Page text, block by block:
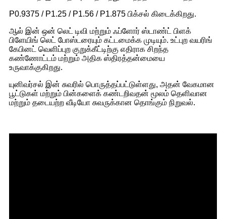
P0.9375 / P1.25 / P1.56 / P1.875 பிக்சல் கிடைக்கிறது.
ஆல் இன் ஒன் லெட் டிவி மற்றும் ஃப்ளோர் ஸ்டாண்ட் பிளக்
பிளேயிங் லெட் போஸ்டரையும் கட்டமைக்க முடியும். உட்புற வயரிங்
கேபினட் வெளிப்புற குறுக்கீட்டிற்கு எதிராக சிறந்த
கண்ணோட்டம் மற்றும் அதிக ஸ்திரத்தன்மையை
உருவாக்குகிறது.
யுனிவர்சல் இன் சுவரில் பொருத்தப்பட்டுள்ளது, அதன் வேகமான
பூட்டுகள் மற்றும் பின்களைக் கண்டறிவதன் மூலம் தெளிவான
மற்றும் தடையற்ற வீடியோ சுவருக்கான தொங்கும் நிறுவல்.